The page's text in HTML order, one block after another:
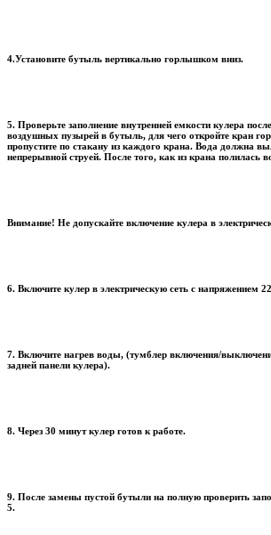
4.Установите бутыль вертикально горлышком вниз.
5. Проверьте заполнение внутренней емкости кулера
воздушных пузырей в бутыль, для чего откройте кран
пропустите по стакану из каждого крана. Вода должна
непрерывной струей. После того, как из крана полилась
Внимание! Не допускайте включение кулера в
6. Включите кулер в электрическую сеть с напряжением
7. Включите нагрев воды, (тумблер включения/
задней панели кулера).
8. Через 30 минут кулер готов к работе.
9. После замены пустой бутыли на полную проверить
5.